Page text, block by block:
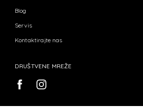
Blog
Servis
Kontaktirajte nas
DRUŠTVENE MREŽE